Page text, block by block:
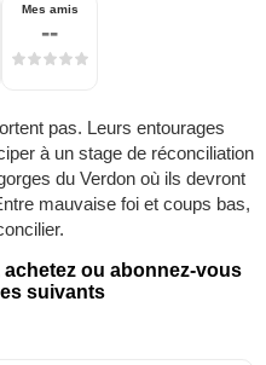
Mes amis
--
pas. Leurs entourages
à un stage de réconciliation
du Verdon où ils devront
mauvaise foi et coups bas,
ou abonnez-vous
suivants